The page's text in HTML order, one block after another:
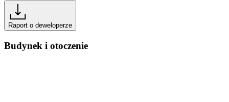
Raport o deweloperze
Budynek i otoczenie